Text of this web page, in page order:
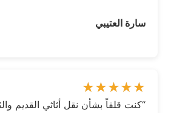
سارة العتيبي
“كنت قلقاً بشأن نقل أثاثي القديم